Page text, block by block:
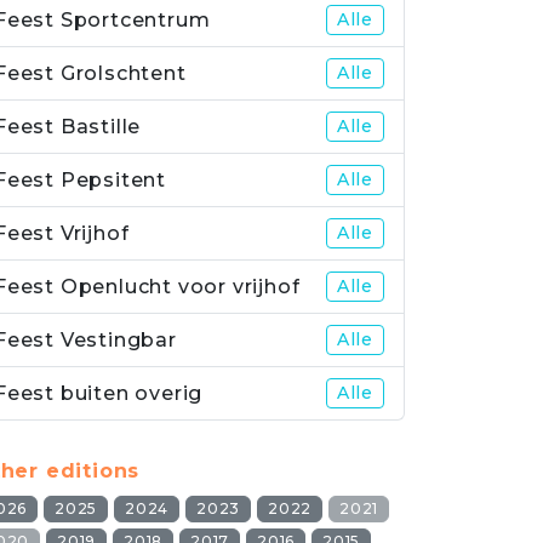
Sportcentrum Alle
Grolschtent Alle
Bastille Alle
Pepsitent Alle
Vrijhof Alle
Openlucht voor vrijhof Alle
Vestingbar Alle
buiten overig Alle
editions
2025 2024 2023 2022
2021